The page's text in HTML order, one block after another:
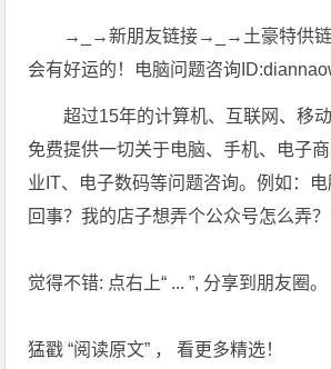
→_→新朋友链接→_→土豪特供链
会有好运的！电脑问题咨询
超过15年的计算机、互联网、移
免费提供一切关于电脑、手机、电子
业IT、电子数码等问题咨询。例如：
回事？我的店子想弄个公众号怎么弄？
觉得不错: 点右上“ ... ”, 分享到朋友圈。
猛戳 “阅读原文” ， 看更多精选！